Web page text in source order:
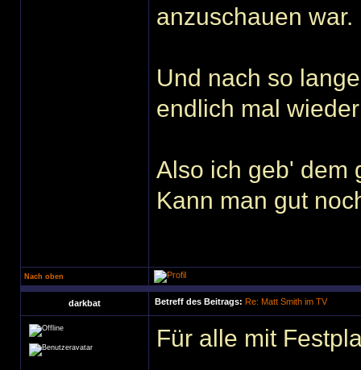
anzuschauen war.
Und nach so
endlich mal
Also ich geb' dem
Kann man gut
Nach oben
darkbat Betreff des Beitrags: Re: Matt Smith im TV
Für alle mit